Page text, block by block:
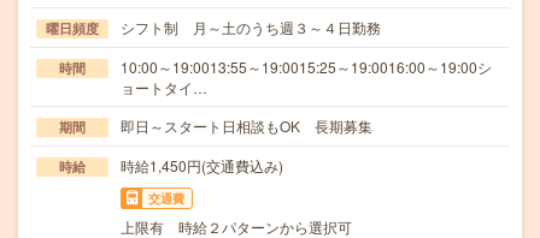
曜日頻度 シフト制 月～土のうち週３～４日勤務
時間
10:00～19:0013:55～19:0015:25～19:0016:00～19:00シ
ョートタイ…
期間 即日～スタート日相談もOK 長期募集
時給 時給1,450円(交通費込み)
交通費
上限有 時給２パターンから選択可